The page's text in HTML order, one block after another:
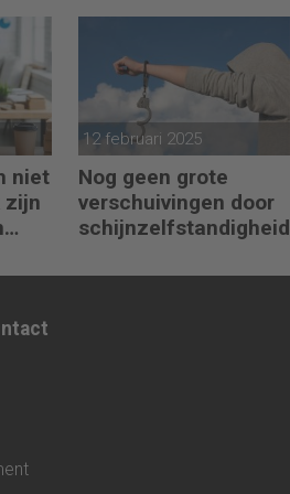
niet
zijn
12 februari 2025
Nog geen grote
verschuivingen door
schijnzelfstandigheid